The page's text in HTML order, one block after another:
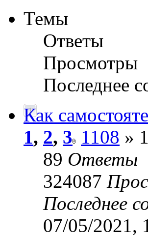
Темы
Ответы
Просмотры
Последнее
Как
1, 2, 3 1108 »
89 Ответы
324087
Последнее
07/05/2021,